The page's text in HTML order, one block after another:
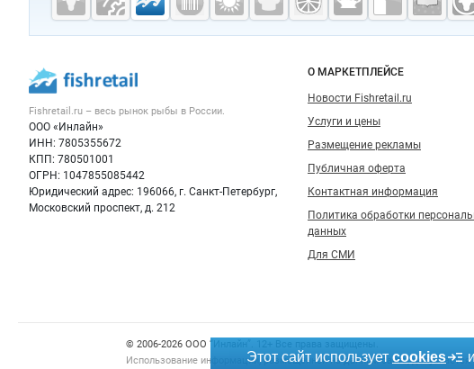
Fishretail теперь и в MAX
Fishretail.ru —
рыба,
Важные разделы и контакты
Fishretail.ru – весь рынок рыбы в России.
ООО «Инлайн»
ИНН: 7805355672
КПП: 780501001
ОГРН: 1047855085442
Юридический адрес: 196066, г. Санкт-Петербург,
Московский проспект, д. 212
Навигация по сайту
О МАРКЕТПЛЕЙСЕ
Новости Fishretail.ru
Услуги и цены
Размещение рекламы
Публичная оферта
Контактная информация
Политика обработки
данных
Для СМИ
Счетчики, авторское право, логотипы
© 2006‑2026 ООО “Инлайн”. 12+ Все права защищены.
Использование информации, размещенной на данном сайте,
Этот сайт используетcookies